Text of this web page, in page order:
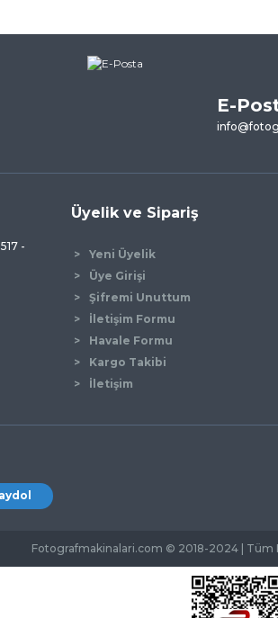
Gönder
E-
-
Üyelik ve Sipariş
Yeni Üyelik
Üye Girişi
Şifremi Unuttum
İletişim Formu
Havale Formu
Kargo Takibi
İletişim
Fotografmakinalari.com © 2018-2024 | Tüm